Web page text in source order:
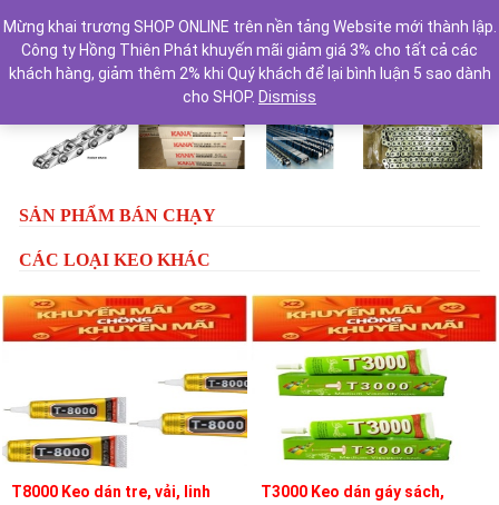
Previous Next
SẢN PHẨM BÁN CHẠY
CÁC LOẠI KEO KHÁC
T8000 Keo dán tre, vải, linh
T3000 Keo dán gáy sách,
Mừng khai trương SHOP ONLINE trên nền tảng Website mới thành lập.
Công ty Hồng Thiên Phát khuyến mãi giảm giá 3% cho tất cả các
khách hàng, giảm thêm 2% khi Quý khách để lại bình luận 5 sao dành
cho SHOP. Dismiss